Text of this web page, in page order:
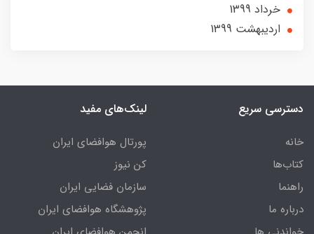
خرداد 1399
ارديبهشت 1399
دسترسی سریع
خانه
کتاب‌ها
راهنما
درباره ما
لینک‌های مفید
پورتال هوافضای ایران
کن نیوز
سازمان فضایی ایران
پژوهشگاه هوافضای ایران